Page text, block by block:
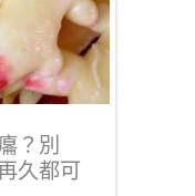
？別
久都可